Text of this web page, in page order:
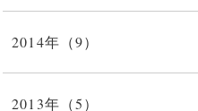
2014年（9）
2013年（5）